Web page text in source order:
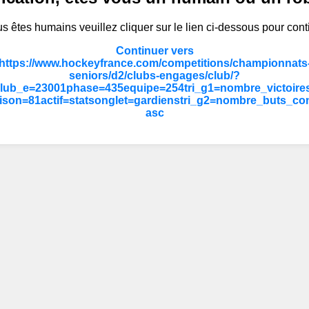
êtes humains veuillez cliquer sur le lien ci-dessous pour
Continuer vers
www.hockeyfrance.com/competitions/
seniors/d2/clubs-engages/club/?
asc